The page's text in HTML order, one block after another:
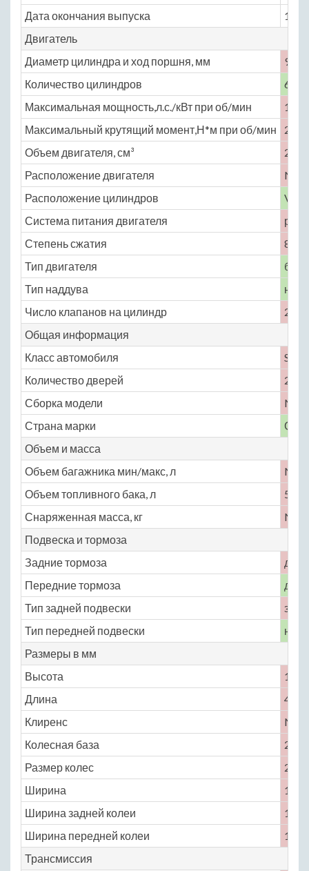
Дата окончания выпуска
1991
Двигатель
Диаметр цилиндра и ход поршня, мм
91.1
Количество цилиндров
6
Максимальная мощность,л.с./кВт при об/мин
143
Максимальный крутящий момент,Н*м при об/мин
232
Объем двигателя, см³
2972
Расположение двигателя
No
Расположение цилиндров
V-
Система питания двигателя
Степень сжатия
8.9
Тип двигателя
Тип наддува
нет
Число клапанов на цилиндр
2
Общая информация
Класс автомобиля
S
Количество дверей
2
Сборка модели
No
Страна марки
Объем и масса
Объем багажника мин/макс, л
No
Объем топливного бака, л
53
Снаряженная масса, кг
No
Подвеска и тормоза
Задние тормоза
Передние тормоза
Тип задней подвески
Тип передней подвески
Размеры в мм
Высота
1320
Длина
4465
Клиренс
No
Колесная база
2360
Размер колес
205
Ширина
1740
Ширина задней колеи
1460
Ширина передней колеи
1460
Трансмиссия